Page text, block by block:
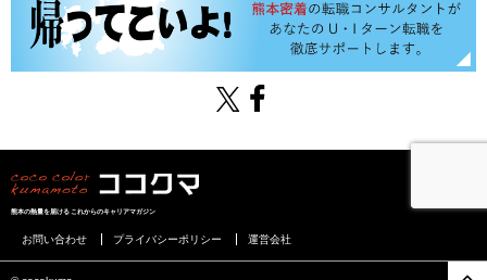
熊本の熱量を届けるこれからのキャリアマガジン
お問い合わせ プライバシーポリシー 運営会社